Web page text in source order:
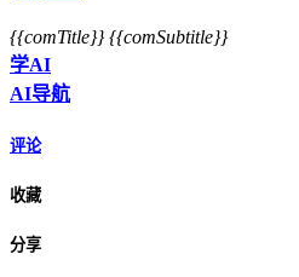
{{comTitle}} {{comSubtitle}}
学AI
AI导航
评论
收藏
分享